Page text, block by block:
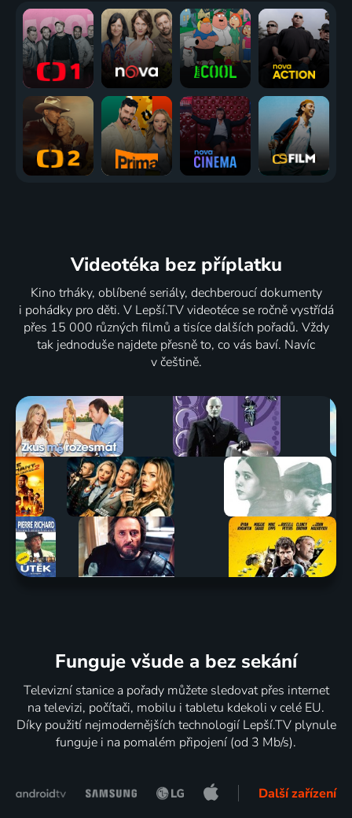
Videotéka bez příplatku
Kino trháky, oblíbené seriály, dechberoucí dokumenty
i pohádky pro děti. V Lepší.TV videotéce se ročně vystřídá
přes 15 000 různých filmů a tisíce dalších pořadů. Vždy
tak jednoduše najdete přesně to, co vás baví. Navíc
v češtině.
Funguje všude a bez sekání
Televizní stanice a pořady můžete sledovat přes internet
na televizi, počítači, mobilu i tabletu kdekoli v celé EU.
Díky použití nejmodernějších technologií Lepší.TV plynule
funguje i na pomalém připojení (od 3 Mb/s).
Další zařízení